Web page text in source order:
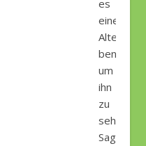
es
eine
benötigt
um
ihn
zu
sehen.
Sage